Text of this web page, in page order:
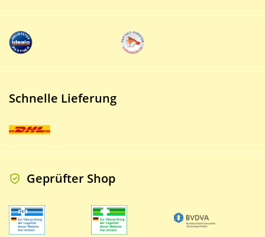
Schnelle Lieferung
Geprüfter Shop